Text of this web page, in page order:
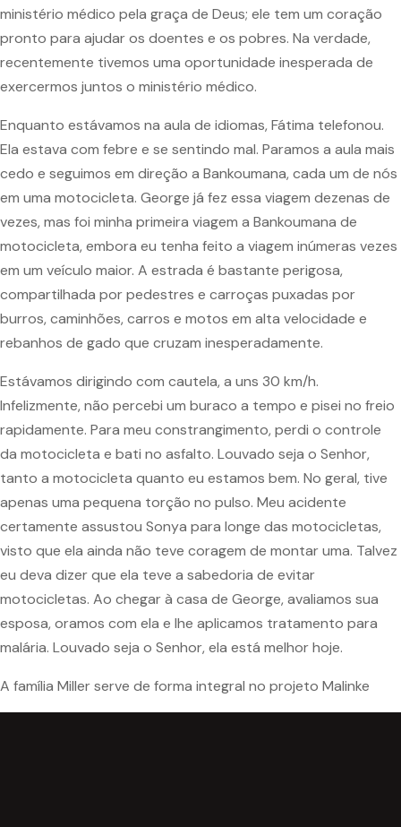
ministério médico pela graça de Deus; ele tem um coração
pronto para ajudar os doentes e os pobres. Na verdade,
recentemente tivemos uma oportunidade inesperada de
exercermos juntos o ministério médico.
Enquanto estávamos na aula de idiomas, Fátima telefonou.
Ela estava com febre e se sentindo mal. Paramos a aula mais
cedo e seguimos em direção a Bankoumana, cada um de nós
em uma motocicleta. George já fez essa viagem dezenas de
vezes, mas foi minha primeira viagem a Bankoumana de
motocicleta, embora eu tenha feito a viagem inúmeras vezes
em um veículo maior. A estrada é bastante perigosa,
compartilhada por pedestres e carroças puxadas por
burros, caminhões, carros e motos em alta velocidade e
rebanhos de gado que cruzam inesperadamente.
Estávamos dirigindo com cautela, a uns 30 km/h.
Infelizmente, não percebi um buraco a tempo e pisei no freio
rapidamente. Para meu constrangimento, perdi o controle
da motocicleta e bati no asfalto. Louvado seja o Senhor,
tanto a motocicleta quanto eu estamos bem. No geral, tive
apenas uma pequena torção no pulso. Meu acidente
certamente assustou Sonya para longe das motocicletas,
visto que ela ainda não teve coragem de montar uma. Talvez
eu deva dizer que ela teve a sabedoria de evitar
motocicletas. Ao chegar à casa de George, avaliamos sua
esposa, oramos com ela e lhe aplicamos tratamento para
malária. Louvado seja o Senhor, ela está melhor hoje.
A família Miller serve de forma integral no projeto Malinke